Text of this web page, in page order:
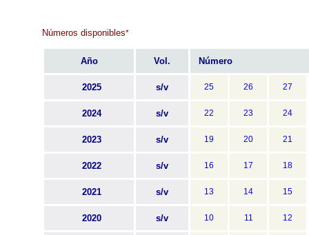
Números disponibles*
Año Vol. Número
2025 s/v 25 26 27
2024 s/v 22 23 24
2023 s/v 19 20 21
2022 s/v 16 17 18
2021 s/v 13 14 15
2020 s/v 10 11 12